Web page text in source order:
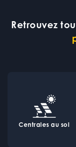
Retrouvez
Centrales au sol